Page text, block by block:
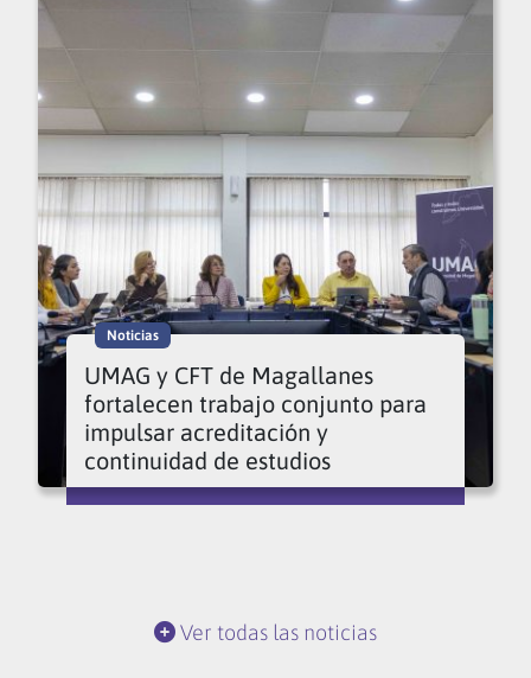
Noticias
UMAG y CFT de Magallanes
fortalecen trabajo conjunto para
impulsar acreditación y
continuidad de estudios
Ver todas las noticias